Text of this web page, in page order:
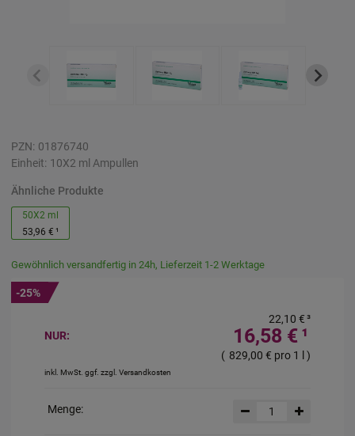
PZN: 01876740
Einheit: 10X2 ml Ampullen
Ähnliche Produkte
50X2 ml
53,96 € ¹
Gewöhnlich versandfertig in 24h, Lieferzeit 1-2 Werktage
NUR: 16,58 € ¹
22,10 €³
inkl. MwSt. ggf. zzgl. Versandkosten
( 829,00 € pro 1 l )
-25%
Menge: